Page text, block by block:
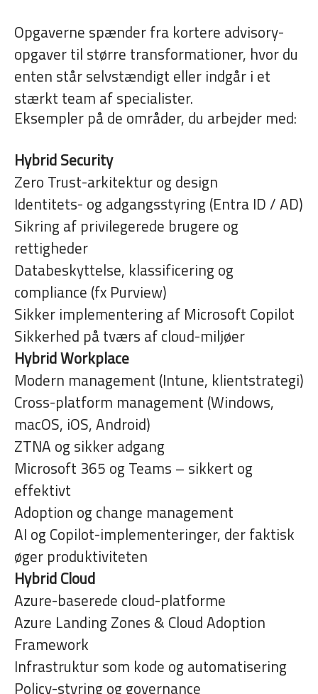
Opgaverne spænder fra kortere advisory-
opgaver til større transformationer, hvor du
enten står selvstændigt eller indgår i et
stærkt team af specialister.
Eksempler på de områder, du arbejder med:
Hybrid Security
Zero Trust-arkitektur og design
Identitets- og adgangsstyring (Entra ID / AD)
Sikring af privilegerede brugere og
rettigheder
Databeskyttelse, klassificering og
compliance (fx Purview)
Sikker implementering af Microsoft Copilot
Sikkerhed på tværs af cloud-miljøer
Hybrid Workplace
Modern management (Intune, klientstrategi)
Cross-platform management (Windows,
macOS, iOS, Android)
ZTNA og sikker adgang
Microsoft 365 og Teams – sikkert og
effektivt
Adoption og change management
AI og Copilot-implementeringer, der faktisk
øger produktiviteten
Hybrid Cloud
Azure-baserede cloud-platforme
Azure Landing Zones & Cloud Adoption
Framework
Infrastruktur som kode og automatisering
Policy-styring og governance